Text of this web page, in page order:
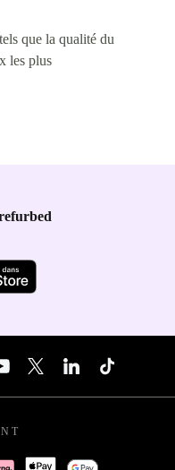
que la qualité du
les plus